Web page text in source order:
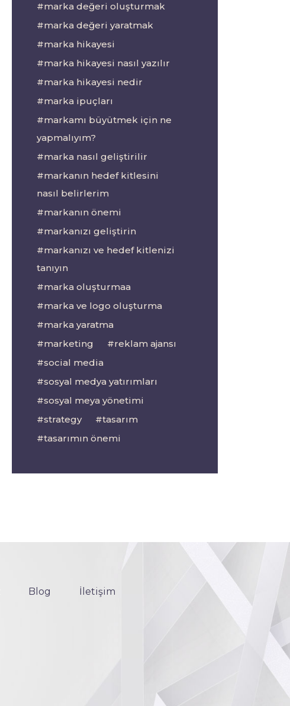
marka değeri oluşturmak
marka değeri yaratmak
marka hikayesi
marka hikayesi nasıl yazılır
marka hikayesi nedir
marka ipuçları
markamı büyütmek için ne
yapmalıyım?
marka nasıl geliştirilir
markanın hedef kitlesini
nasıl belirlerim
markanın önemi
markanızı geliştirin
markanızı ve hedef kitlenizi
tanıyın
marka oluşturmaa
marka ve logo oluşturma
marka yaratma
marketing
reklam ajansı
social media
sosyal medya yatırımları
sosyal meya yönetimi
strategy
tasarım
tasarımın önemi
Blog İletişim